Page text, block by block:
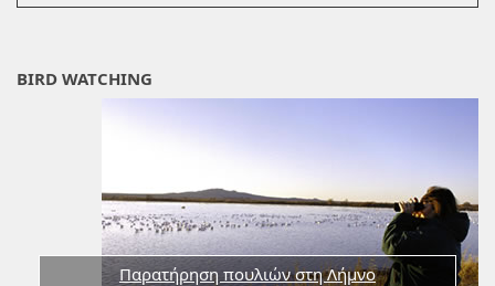
BIRD WATCHING
Παρατήρηση πουλιών στη Λήμνο